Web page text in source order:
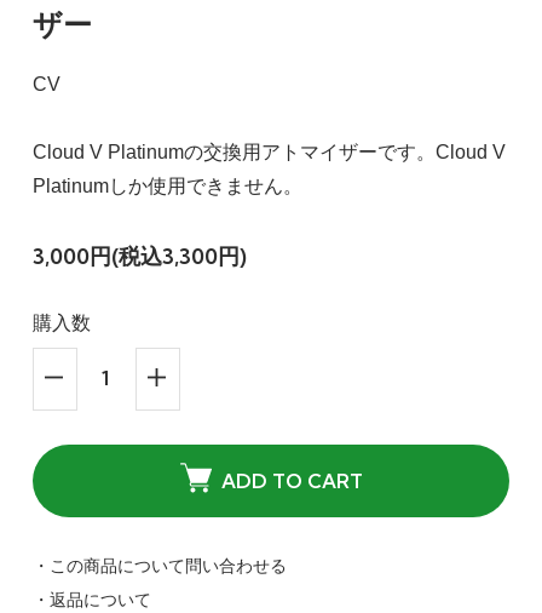
ザー
CV
Cloud V Platinumの交換用アトマイザーです。Cloud V
Platinumしか使用できません。
3,000円(税込3,300円)
購入数
ADD TO CART
・この商品について問い合わせる
・返品について